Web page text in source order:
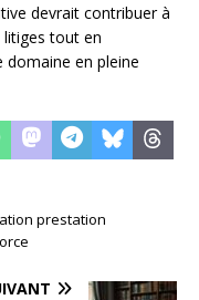
devrait contribuer à
tout en
domaine en pleine
prestation